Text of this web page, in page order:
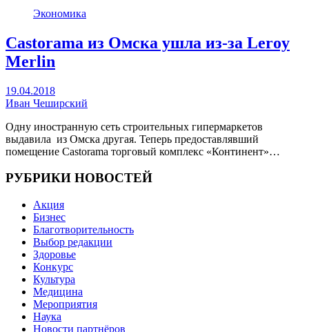
Экономика
Castorama из Омска ушла из-за Leroy
Merlin
19.04.2018
Иван Чеширский
Одну иностранную сеть строительных гипермаркетов
выдавила из Омска другая. Теперь предоставлявший
помещение Castorama торговый комплекс «Континент»…
РУБРИКИ НОВОСТЕЙ
Акция
Бизнес
Благотворительность
Выбор редакции
Здоровье
Конкурс
Культура
Медицина
Мероприятия
Наука
Новости партнёров